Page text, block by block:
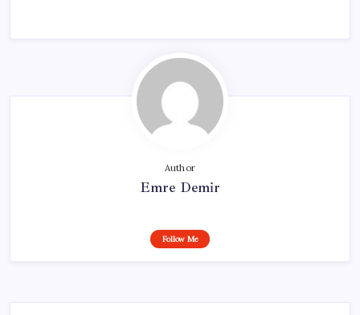
Author
Emre Demir
Follow Me